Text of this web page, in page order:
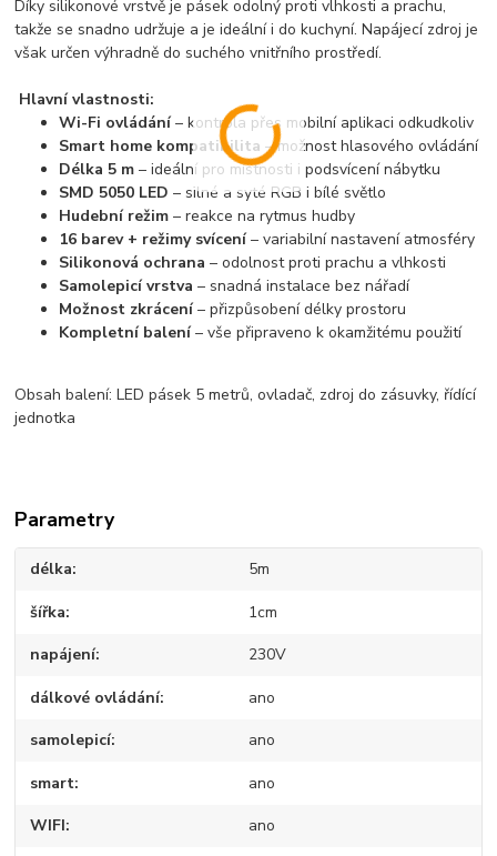
Díky silikonové vrstvě je pásek odolný proti vlhkosti a prachu,
takže se snadno udržuje a je ideální i do kuchyní. Napájecí zdroj je
však určen výhradně do suchého vnitřního prostředí.
Hlavní vlastnosti:
Wi-Fi ovládání– kontrola přes mobilní aplikaci odkudkoliv
Smart home kompatibilita – možnost hlasového ovládání
Délka 5 m – ideální pro místnosti i podsvícení nábytku
SMD 5050 LED – silné a syté RGB i bílé světlo
Hudební režim – reakce na rytmus hudby
16 barev + režimy svícení– variabilní nastavení atmosféry
Silikonová ochrana – odolnost proti prachu a vlhkosti
Samolepicí vrstva – snadná instalace bez nářadí
Možnost zkrácení– přizpůsobení délky prostoru
Kompletní balení– vše připraveno k okamžitému použití
Obsah balení: LED pásek 5 metrů, ovladač, zdroj do zásuvky, řídící
jednotka
Parametry
délka 5m
šířka 1cm
napájení 230V
dálkové ovládání ano
samolepicí ano
smart ano
WIFI ano